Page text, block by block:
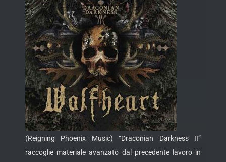
(Reigning Phoenix Music) “Draconian Darkness II”
raccoglie materiale avanzato dal precedente lavoro in